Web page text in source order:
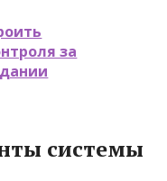
за
системы